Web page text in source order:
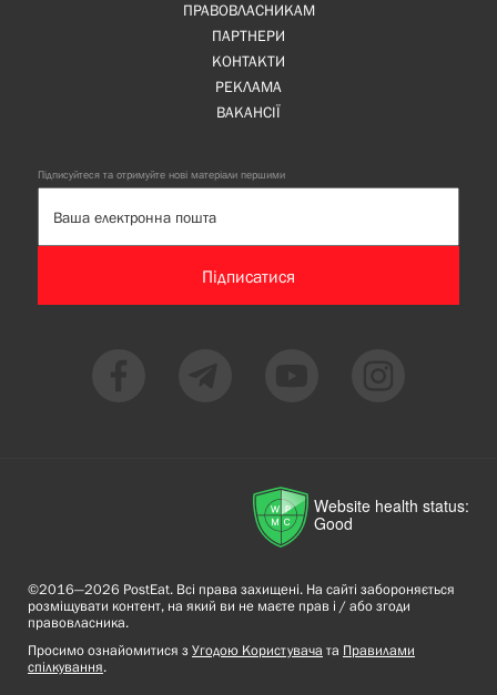
ПРАВОВЛАСНИКАМ
ПАРТНЕРИ
КОНТАКТИ
РЕКЛАМА
ВАКАНСІЇ
Підписуйтеся та отримуйте нові матеріали першими
Підписатися
Website health status:
Good
©2016—2026 PostEat. Всі права захищені. На сайті забороняється
розміщувати контент, на який ви не маєте прав і / або згоди
правовласника.
Просимо ознайомитися з Угодою Користувача та Правилами
спілкування.